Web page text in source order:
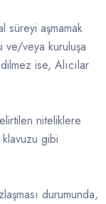
süreyi aşmamak
ve/veya kuruluşa
ise, Alıcılar
niteliklere
gibi
durumunda,